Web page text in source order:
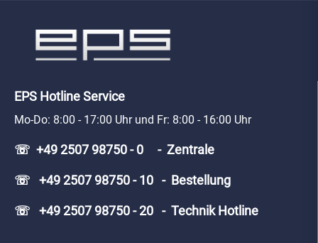
EPS Hotline Service
Mo-Do: 8:00 - 17:00 Uhr und Fr: 8:00 - 16:00 Uhr
☏ +49 2507 98750 - 0 - Zentrale
☏ +49 2507 98750 - 10 - Bestellung
☏ +49 2507 98750 - 20 - Technik Hotline